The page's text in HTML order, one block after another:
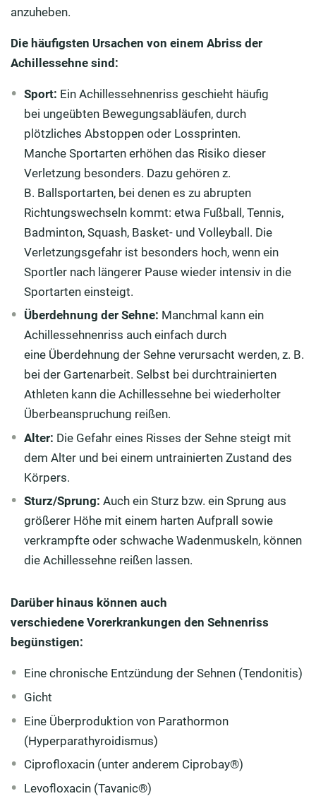
anzuheben.
Die häufigsten Ursachen von einem Abriss der
Achillessehne sind:
Sport: Ein Achillessehnenriss geschieht häufig
bei ungeübten Bewegungsabläufen, durch
plötzliches Abstoppen oder Lossprinten.
Manche Sportarten erhöhen das Risiko dieser
Verletzung besonders. Dazu gehören z.
B. Ballsportarten, bei denen es zu abrupten
Richtungswechseln kommt: etwa Fußball, Tennis,
Badminton, Squash, Basket- und Volleyball. Die
Verletzungsgefahr ist besonders hoch, wenn ein
Sportler nach längerer Pause wieder intensiv in die
Sportarten einsteigt.
Überdehnung der Sehne: Manchmal kann ein
Achillessehnenriss auch einfach durch
eine Überdehnung der Sehne verursacht werden, z. B.
bei der Gartenarbeit. Selbst bei durchtrainierten
Athleten kann die Achillessehne bei wiederholter
Überbeanspruchung reißen.
Alter: Die Gefahr eines Risses der Sehne steigt mit
dem Alter und bei einem untrainierten Zustand des
Körpers.
Sturz/Sprung:Auch ein Sturz bzw. ein Sprung aus
größerer Höhe mit einem harten Aufprall sowie
verkrampfte oder schwache Wadenmuskeln, können
die Achillessehne reißen lassen.
Darüber hinaus können auch
verschiedene Vorerkrankungen den Sehnenriss
begünstigen:
Eine chronische Entzündung der Sehnen (Tendonitis)
Gicht
Eine Überproduktion von Parathormon
(Hyperparathyroidismus)
Ciprofloxacin (unter anderem Ciprobay®)
Levofloxacin (Tavanic®)